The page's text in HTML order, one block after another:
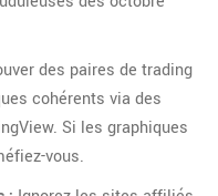
des paires de trading
cohérents via des
Si les graphiques
vous.